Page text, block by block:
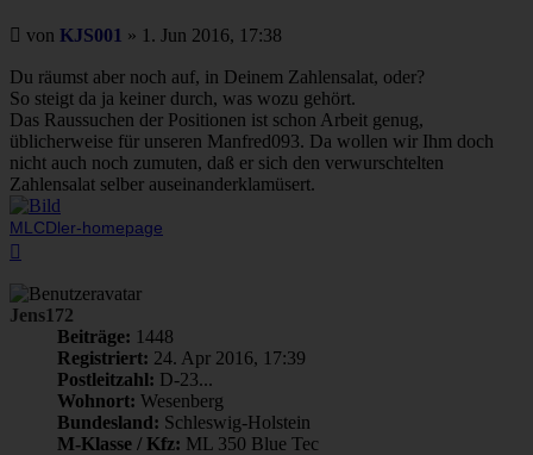
Beitrag
von KJS001 » 1. Jun 2016, 17:38
Du räumst aber noch auf, in Deinem Zahlensalat, oder?
So steigt da ja keiner durch, was wozu gehört.
Das Raussuchen der Positionen ist schon Arbeit genug,
üblicherweise für unseren Manfred093. Da wollen wir Ihm doch
nicht auch noch zumuten, daß er sich den verwurschtelten
Zahlensalat selber auseinanderklamüsert.
MLCDler-homepage
Jens172
Beiträge: 1448
Registriert: 24. Apr 2016, 17:39
Postleitzahl: D-23...
Wohnort: Wesenberg
Bundesland: Schleswig-Holstein
M-Klasse / Kfz: ML 350 Blue Tec